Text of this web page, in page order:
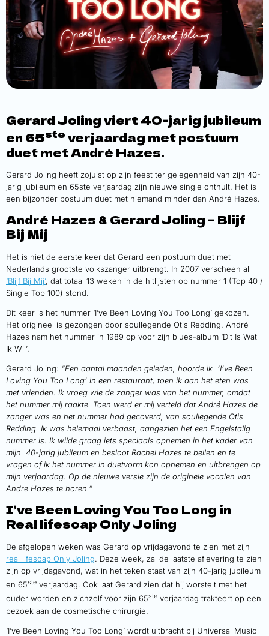
Gerard Joling viert 40-jarig jubileum
en 65ste verjaardag met postuum
duet met André Hazes.
Gerard Joling heeft zojuist op zijn feest ter gelegenheid van zijn 40-
jarig jubileum en 65ste verjaardag zijn nieuwe single onthult. Het is
een bijzonder postuum duet met niemand minder dan André Hazes.
André Hazes & Gerard Joling – Blijf
Bij Mij
Het is niet de eerste keer dat Gerard een postuum duet met
Nederlands grootste volkszanger uitbrengt. In 2007 verscheen al
‘Blijf Bij Mij’, dat totaal 13 weken in de hitlijsten op nummer 1 (Top 40 /
Single Top 100) stond.
Dit keer is het nummer ‘I’ve Been Loving You Too Long’ gekozen.
Het origineel is gezongen door soullegende Otis Redding. André
Hazes nam het nummer in 1989 op voor zijn blues-album ‘Dit Is Wat
Ik Wil’.
Gerard Joling: “Een aantal maanden geleden, hoorde ik ‘I’ve Been
Loving You Too Long’ in een restaurant, toen ik aan het eten was
met vrienden. Ik vroeg wie de zanger was van het nummer, omdat
het nummer mij raakte. Toen werd er mij verteld dat André Hazes de
zanger was en het nummer had gecoverd, van soullegende Otis
Redding. Ik was helemaal verbaast, aangezien het een Engelstalig
nummer is. Ik wilde graag iets speciaals opnemen in het kader van
mijn 40-jarig jubileum en besloot Rachel Hazes te bellen en te
vragen of ik het nummer in duetvorm kon opnemen en uitbrengen op
mijn verjaardag. Op de nieuwe versie zijn de originele vocalen van
Andre Hazes te horen.”
I’ve Been Loving You Too Long in
Real lifesoap Only Joling
De afgelopen weken was Gerard op vrijdagavond te zien met zijn
real lifesoap Only Joling. Deze week, zal de laatste aflevering te zien
zijn op vrijdagavond, wat in het teken staat van zijn 40-jarig jubileum
en 65ste verjaardag. Ook laat Gerard zien dat hij worstelt met het
ouder worden en zichzelf voor zijn 65ste verjaardag trakteert op een
bezoek aan de cosmetische chirurgie.
‘I’ve Been Loving You Too Long’ wordt uitbracht bij Universal Music